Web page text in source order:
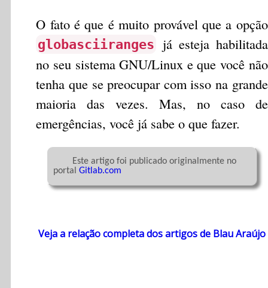
O fato é que é muito provável que a opção
globasciiranges já esteja habilitada
no seu sistema GNU/Linux e que você não
tenha que se preocupar com isso na grande
maioria das vezes. Mas, no caso de
emergências, você já sabe o que fazer.
portal Gitlab.com
Veja a relação completa dos artigos de Blau Araújo